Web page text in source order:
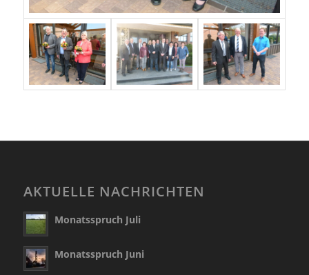
AKTUELLE NACHRICHTEN
Monatsspruch Juli
Monatsspruch Juni